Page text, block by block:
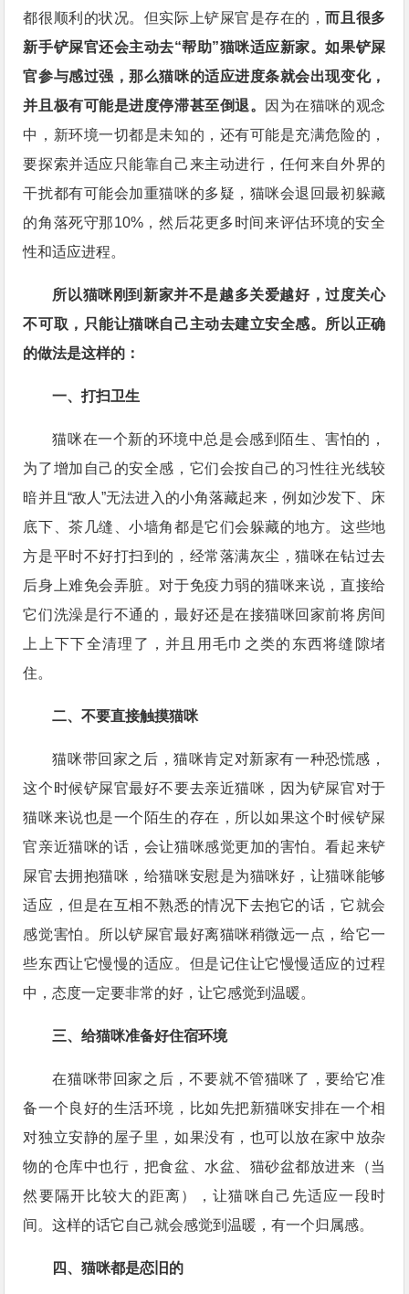
都很顺利的状况。但实际上铲屎官是存在的，而且很多
新手铲屎官还会主动去“帮助”猫咪适应新家。如果铲屎
官参与感过强，那么猫咪的适应进度条就会出现变化，
并且极有可能是进度停滞甚至倒退。
因为在猫咪的观念
中，新环境一切都是未知的，还有可能是充满危险的，
要探索并适应只能靠自己来主动进行，任何来自外界的
干扰都有可能会加重猫咪的多疑，猫咪会退回最初躲藏
的角落死守那10%，然后花更多时间来评估环境的安全
性和适应进程。
所以猫咪刚到新家并不是越多关爱越好，过度关心
不可取，只能让猫咪自己主动去建立安全感。所以正确
的做法是这样的：
一、打扫卫生
猫咪在一个新的环境中总是会感到陌生、害怕的，
为了增加自己的安全感，它们会按自己的习性往光线较
暗并且“敌人”无法进入的小角落藏起来，例如沙发下、床
底下、茶几缝、小墙角都是它们会躲藏的地方。这些地
方是平时不好打扫到的，经常落满灰尘，猫咪在钻过去
后身上难免会弄脏。对于免疫力弱的猫咪来说，直接给
它们洗澡是行不通的，最好还是在接猫咪回家前将房间
上上下下全清理了，并且用毛巾之类的东西将缝隙堵
住。
二、不要直接触摸猫咪
猫咪带回家之后，猫咪肯定对新家有一种恐慌感，
这个时候铲屎官最好不要去亲近猫咪，因为铲屎官对于
猫咪来说也是一个陌生的存在，所以如果这个时候铲屎
官亲近猫咪的话，会让猫咪感觉更加的害怕。看起来铲
屎官去拥抱猫咪，给猫咪安慰是为猫咪好，让猫咪能够
适应，但是在互相不熟悉的情况下去抱它的话，它就会
感觉害怕。所以铲屎官最好离猫咪稍微远一点，给它一
些东西让它慢慢的适应。但是记住让它慢慢适应的过程
中，态度一定要非常的好，让它感觉到温暖。
三、给猫咪准备好住宿环境
在猫咪带回家之后，不要就不管猫咪了，要给它准
备一个良好的生活环境，比如先把新猫咪安排在一个相
对独立安静的屋子里，如果没有，也可以放在家中放杂
物的仓库中也行，把食盆、水盆、猫砂盆都放进来（当
然要隔开比较大的距离），让猫咪自己先适应一段时
间。这样的话它自己就会感觉到温暖，有一个归属感。
四、猫咪都是恋旧的